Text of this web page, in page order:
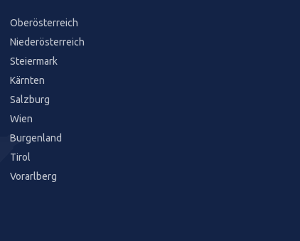
Oberösterreich
Niederösterreich
Steiermark
Kärnten
Salzburg
Wien
Burgenland
Tirol
Vorarlberg